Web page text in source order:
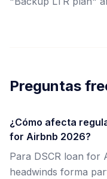
Preguntas
¿Cómo afecta
for Airbnb 2026?
Para DSCR loan for
headwinds forma